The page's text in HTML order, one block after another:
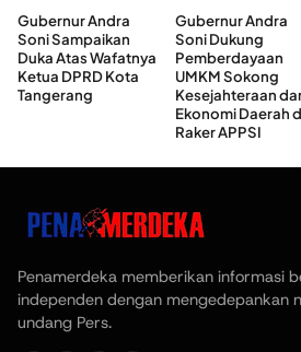
Gubernur Andra
Soni Sampaikan
Duka Atas Wafatnya
Ketua DPRD Kota
Tangerang
Gubernur Andra
Soni Dukung
Pemberdayaan
UMKM Sokong
Kesejahteraan
Ekonomi Daerah
Raker APPSI
Penamerdeka memberikan informasi
independen dengan mengedepankan
undang Pers.